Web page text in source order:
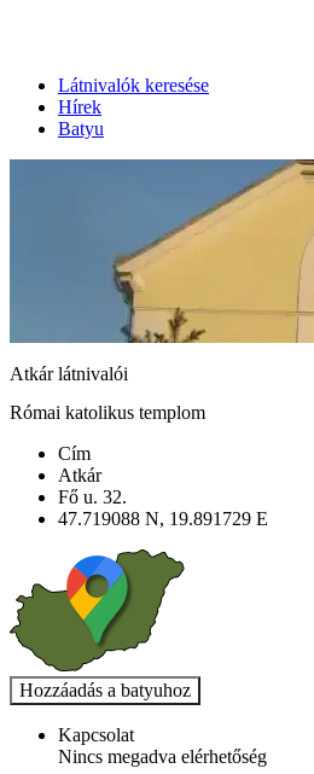
Látnivalók keresése
Hírek
Batyu
Atkár látnivalói
Római katolikus templom
Cím
Atkár
Fő u. 32.
47.719088 N, 19.891729 E
Kapcsolat
Nincs megadva elérhetőség